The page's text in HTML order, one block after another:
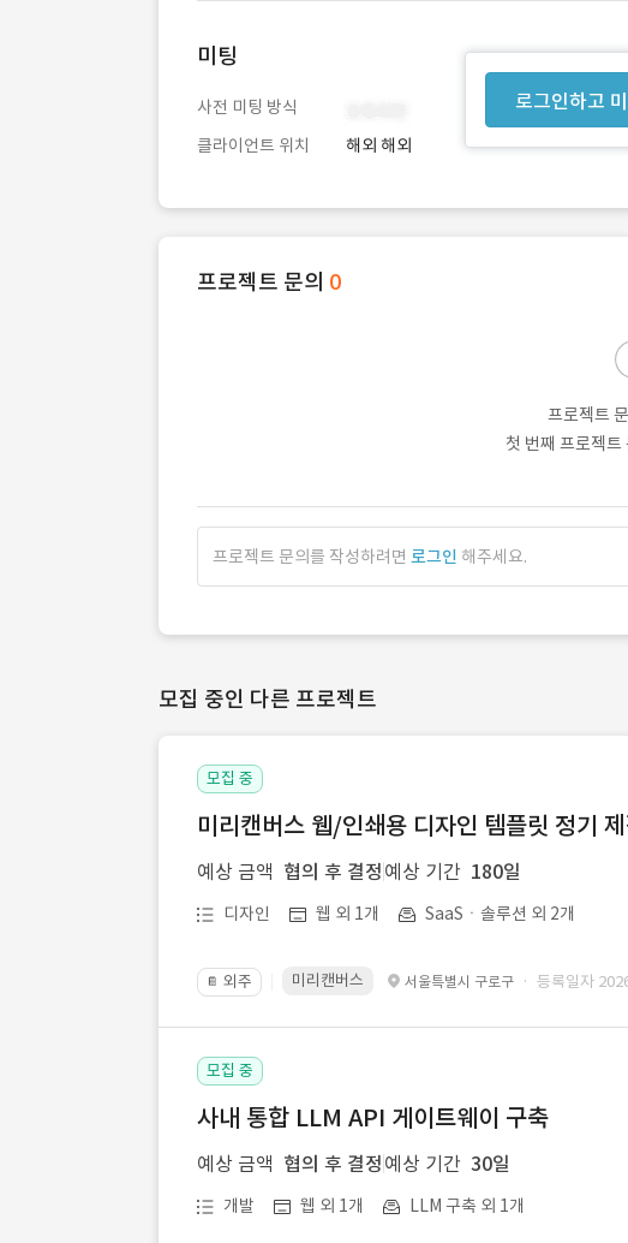
로그인하고
미팅
사전 미팅 방식
클라이언트 위치
해외 해외
프로젝트 문의 0
프로젝트
첫 번째 프로젝
프로젝트 문의를 작성하려면 로그인 해주세요.
모집 중인 다른 프로젝트
모집 중
미리캔버스 웹/인쇄용 디자인 템플릿 정기
예상 금액 협의 후 결정 예상 기간 180일
디자인 웹 외 1개 SaaSㆍ솔루션 외 2개
📔 외주 미리캔버스 서울특별시 구로구 · 등록일자
모집 중
사내 통합 LLM API 게이트웨이 구축
예상 금액 협의 후 결정 예상 기간 30일
개발 웹 외 1개 LLM 구축 외 1개